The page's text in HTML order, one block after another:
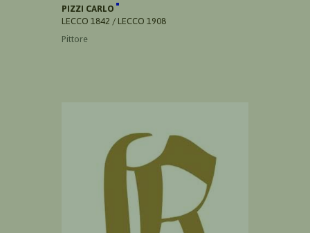
PIZZI CARLO
LECCO 1842 / LECCO 1908
Pittore